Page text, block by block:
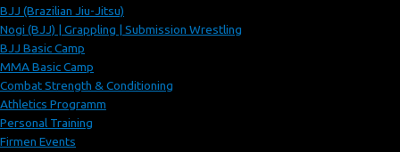
BJJ (Brazilian Jiu-Jitsu)
Nogi (BJJ) | Grappling | Submission Wrestling
BJJ Basic Camp
MMA Basic Camp
Combat Strength & Conditioning
Athletics Programm
Personal Training
Firmen Events